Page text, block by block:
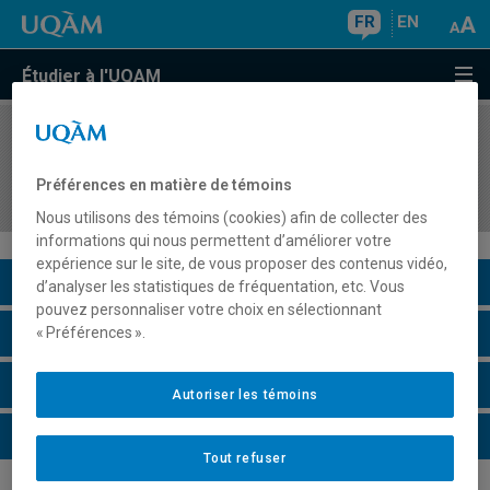
FR EN
Étudier à l'UQAM
COURS//
gouvernement
Description du cours
Horaire - Été 2026
Horaire - Automne 2026
Horaire - Hiver 2027
Préférences en matière de témoins
Nous utilisons des témoins (cookies) afin de collecter des
informations qui nous permettent d’améliorer votre
expérience sur le site, de vous proposer des contenus vidéo,
d’analyser les statistiques de fréquentation, etc. Vous
pouvez personnaliser votre choix en sélectionnant
« Préférences ».
Tout refuser
Autoriser les témoins